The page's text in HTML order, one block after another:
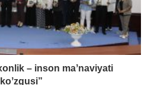
– inson maʼnaviyati
koʼzgusi”